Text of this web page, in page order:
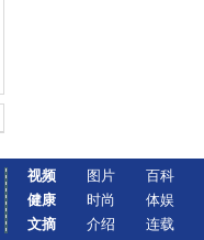
视频
健康
文摘
图片
时尚
介绍
百科
体娱
连载